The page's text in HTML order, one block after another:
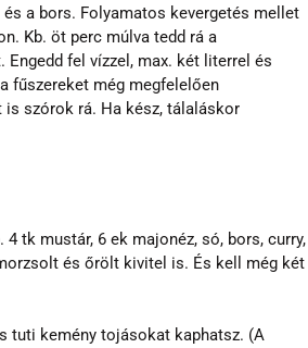
a bors. Folyamatos kevergetés mellet
Kb. öt perc múlva tedd rá a
fel vízzel, max. két literrel és
fűszereket még megfelelően
szórok rá. Ha kész, tálaláskor
tk mustár, 6 ek majonéz, só, bors, curry,
és őrölt kivitel is. És kell még két
tuti kemény tojásokat kaphatsz. (A